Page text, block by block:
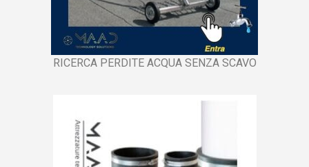
RICERCA PERDITE ACQUA SENZA SCAVO